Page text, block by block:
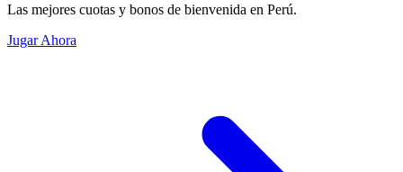
Las mejores cuotas y bonos de bienvenida en Perú.
Jugar Ahora